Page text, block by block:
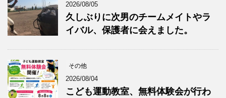
2026/08/05
久しぶりに次男のチームメイトやラ
イバル、保護者に会えました。
その他
2026/08/04
こども運動教室、無料体験会が行わ